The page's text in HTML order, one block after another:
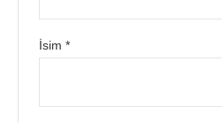
İsim*